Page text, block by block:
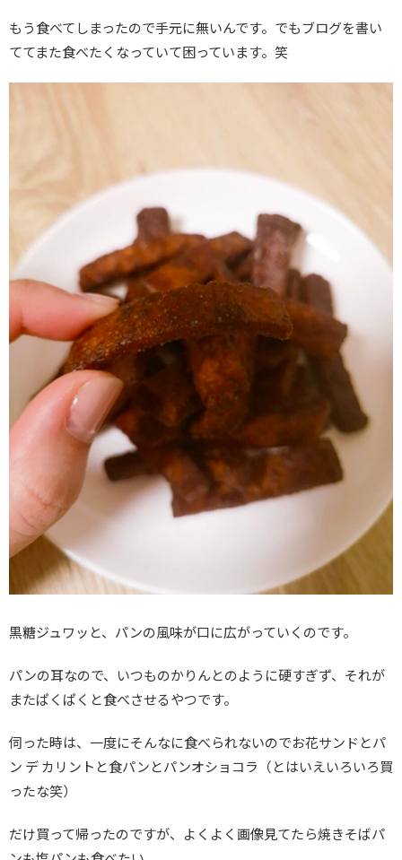
もう食べてしまったので手元に無いんです。でもブログを書い
ててまた食べたくなっていて困っています。笑
黒糖ジュワッと、パンの風味が口に広がっていくのです。
パンの耳なので、いつものかりんとのように硬すぎず、それが
またぱくぱくと食べさせるやつです。
伺った時は、一度にそんなに食べられないのでお花サンドとパ
ン デ カリントと食パンとパンオショコラ（とはいえいろいろ買
ったな笑）
だけ買って帰ったのですが、よくよく画像見てたら焼きそばパ